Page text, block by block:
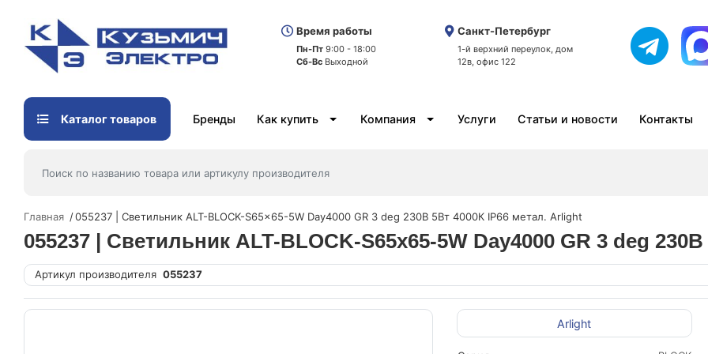
Время работы
Пн-Пт 9:00 - 18:00
Сб-Вс Выходной
Санкт-Петербург
1-й верхний переулок, дом
12в, офис 122
Каталог товаров Бренды Как купить Компания Услуги Статьи и новости Контакты
Главная 055237 | Светильник ALT-BLOCK-S65x65-5W Day4000 GR 3 deg 230В 5Вт 4000К IP66 метал. Arlight
055237 | Светильник ALT-BLOCK-S65x65-5W Day4000 GR 3 deg
Артикул производителя 055237
Arlight